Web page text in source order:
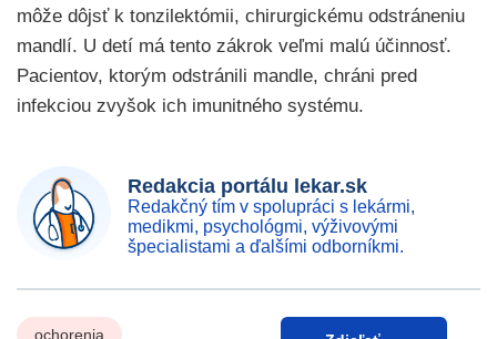
môže dôjsť k tonzilektómii, chirurgickému odstráneniu
mandlí. U detí má tento zákrok veľmi malú účinnosť.
Pacientov, ktorým odstránili mandle, chráni pred
infekciou zvyšok ich imunitného systému.
Redakcia portálu lekar.sk
Redakčný tím v spolupráci s lekármi,
medikmi, psychológmi, výživovými
špecialistami a ďalšími odborníkmi.
ochorenia